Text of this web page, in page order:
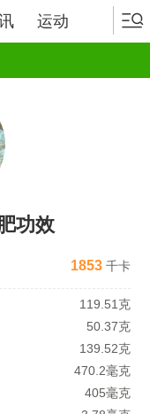
运动
功效
1853 千卡
119.51克
50.37克
139.52克
470.2毫克
405毫克